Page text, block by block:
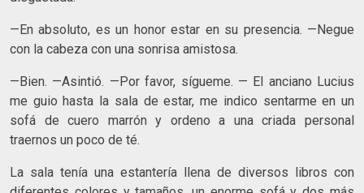
—En absoluto, es un honor estar en su presencia. —Negue
con la cabeza con una sonrisa amistosa.
—Bien. —Asintió. —Por favor, sígueme. — El anciano Lucius
me guio hasta la sala de estar, me indico sentarme en un
sofá de cuero marrón y ordeno a una criada personal
traernos un poco de té.
La sala tenía una estantería llena de diversos libros con